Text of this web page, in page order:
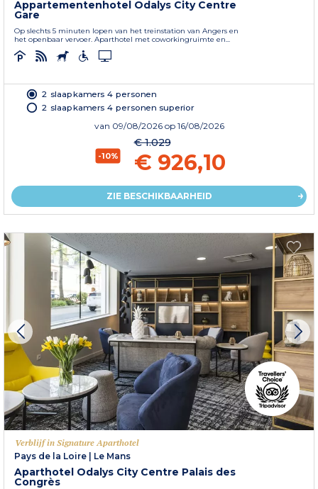
Appartementenhotel Odalys City Centre
Gare
Op slechts 5 minuten lopen van het treinstation van Angers en
het openbaar vervoer. Aparthotel met coworkingruimte en...
2 slaapkamers 4 personen
2 slaapkamers 4 personen superior
van 09/08/2026 op 16/08/2026
-10%
€ 1.029
€ 926,10
ZIE BESCHIKBAARHEID
Verblijf in Signature Aparthotel
Pays de la Loire
Le Mans
Aparthotel Odalys City Centre Palais des
Congrès